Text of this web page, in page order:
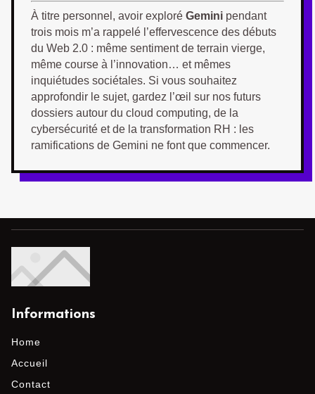
À titre personnel, avoir exploré Gemini pendant
trois mois m’a rappelé l’effervescence des débuts
du Web 2.0 : même sentiment de terrain vierge,
même course à l’innovation… et mêmes
inquiétudes sociétales. Si vous souhaitez
approfondir le sujet, gardez l’œil sur nos futurs
dossiers autour du cloud computing, de la
cybersécurité et de la transformation RH : les
ramifications de Gemini ne font que commencer.
Informations
Home
Accueil
Contact